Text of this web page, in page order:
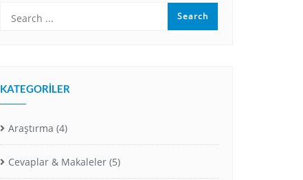
KATEGORILER
Araştırma (4)
Cevaplar & Makaleler (5)